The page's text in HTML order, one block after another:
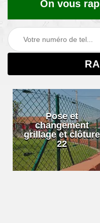
On vous
Pose et
changement
grillage et clôture
22